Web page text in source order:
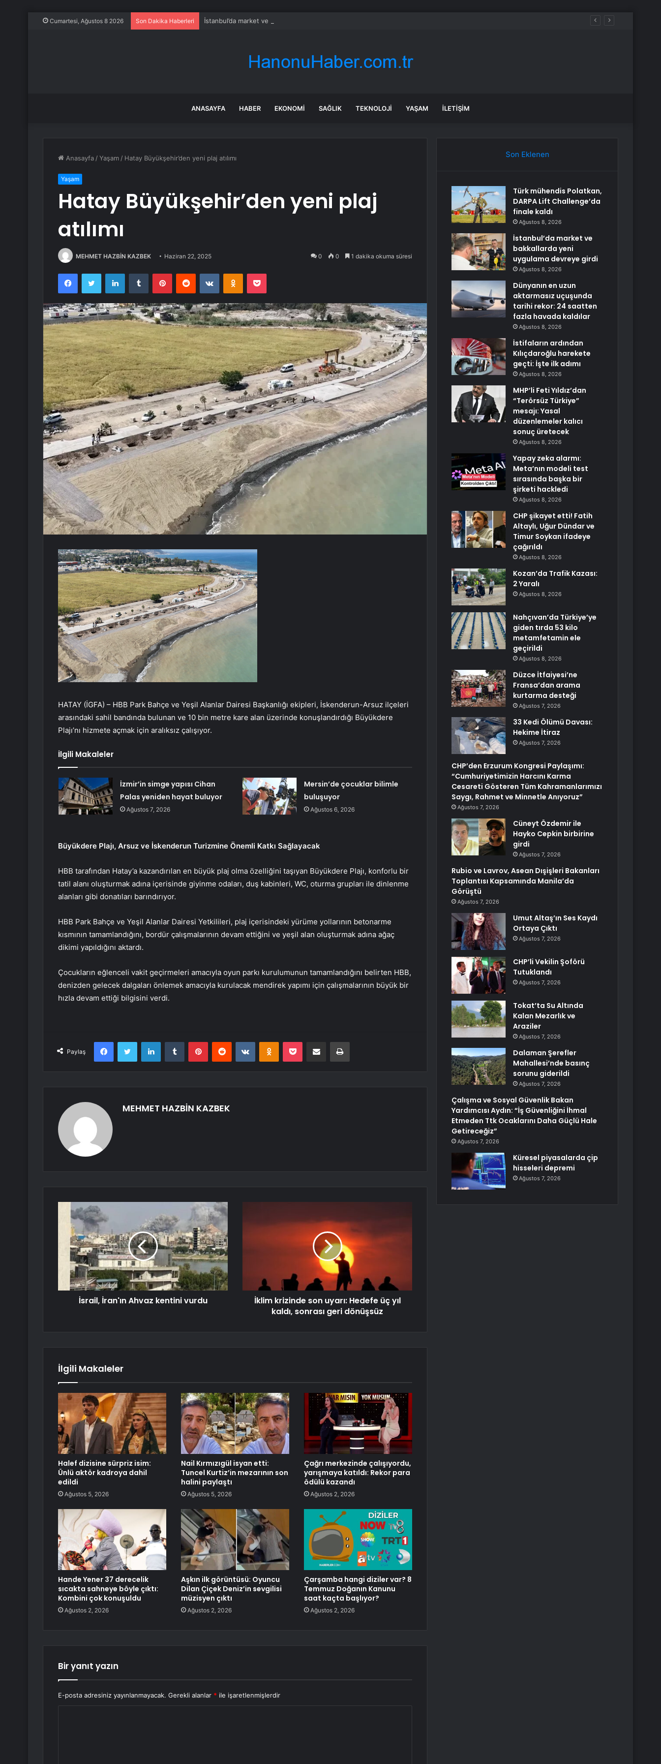
Cumartesi, Ağustos 8 2026 Son Dakika Haberleri İstanbul’da market ve bakkallarda yeni uygulama devreye girdi
ANASAYFA HABER EKONOMI SAĞLIK TEKNOLOJI YAŞAM İLETIŞIM
Anasayfa /Yaşam / Hatay Büyükşehir’den yeni plaj atılımı
Yaşam
Hatay Büyükşehir’den yeni plaj
atılımı
MEHMET HAZBİN KAZBEK Haziran 22, 2025 0 0 1 dakika okuma süresi
FacebookTwitter LinkedInTumblr PinterestReddit VKontakteOdnoklassniki
Pocket
HATAY (İGFA) – HBB Park Bahçe ve Yeşil Alanlar Dairesi Başkanlığı ekipleri, İskenderun-Arsuz ilçeleri
arasındaki sahil bandında bulunan ve 10 bin metre kare alan üzerinde konuşlandırdığı Büyükdere
Plajı’nı hizmete açmak için aralıksız çalışıyor.
İlgili Makaleler
İzmir’in simge yapısı Cihan
Palas yeniden hayat buluyor
Ağustos 7, 2026
Mersin’de çocuklar bilimle
buluşuyor
Ağustos 6, 2026
Büyükdere Plajı, Arsuz ve İskenderun Turizmine Önemli Katkı Sağlayacak
HBB tarafından Hatay’a kazandırılan en büyük plaj olma özelliğini taşıyan Büyükdere Plajı, konforlu bir
tatil alanı oluşturmak adına içerisinde giyinme odaları, duş kabinleri, WC, oturma grupları ile dinlenme
alanları gibi donatıları barındırıyor.
HBB Park Bahçe ve Yeşil Alanlar Dairesi Yetkilileri, plaj içerisindeki yürüme yollarının betonarme
kısmının tamamlandığını, bordür çalışmalarının devam ettiğini ve yeşil alan oluşturmak adına ağaç
dikimi yapıldığını aktardı.
Çocukların eğlenceli vakit geçirmeleri amacıyla oyun parkı kurulumunun tamamlandığını belirten HBB,
denizden gelecek dalgaları önlemek amacıyla kurulacak mendirek yapımı için çalışmalarının büyük bir
hızla devam ettiği bilgisini verdi.
Paylaş
FacebookTwitter LinkedInTumblr PinterestReddit VKontakteOdnoklassniki
Pocket E-Posta ile paylaş Yazdır
MEHMET HAZBİN KAZBEK
İsrail, İran'ın Ahvaz kentini vurdu
İklim krizinde son uyarı: Hedefe üç yıl
kaldı, sonrası geri dönüşsüz
İlgili Makaleler
Halef dizisine sürpriz isim:
Ünlü aktör kadroya dahil
edildi
Ağustos 5, 2026
Nail Kırmızıgül isyan etti:
Tuncel Kurtiz’in mezarının son
halini paylaştı
Ağustos 5, 2026
Çağrı merkezinde çalışıyordu,
yarışmaya katıldı: Rekor para
ödülü kazandı
Ağustos 2, 2026
Hande Yener 37 derecelik
sıcakta sahneye böyle çıktı:
Kombini çok konuşuldu
Ağustos 2, 2026
Aşkın ilk görüntüsü: Oyuncu
Dilan Çiçek Deniz’in sevgilisi
müzisyen çıktı
Ağustos 2, 2026
Çarşamba hangi diziler var? 8
Temmuz Doğanın Kanunu
saat kaçta başlıyor?
Ağustos 2, 2026
Bir yanıt yazın
E-posta adresiniz yayınlanmayacak. Gerekli alanlar * ile işaretlenmişlerdir
Son Eklenen
Türk mühendis Polatkan,
DARPA Lift Challenge’da
finale kaldı
Ağustos 8, 2026
İstanbul’da market ve
bakkallarda yeni
uygulama devreye girdi
Ağustos 8, 2026
Dünyanın en uzun
aktarmasız uçuşunda
tarihi rekor: 24 saatten
fazla havada kaldılar
Ağustos 8, 2026
İstifaların ardından
Kılıçdaroğlu harekete
geçti: İşte ilk adımı
Ağustos 8, 2026
MHP’li Feti Yıldız’dan
“Terörsüz Türkiye”
mesajı: Yasal
düzenlemeler kalıcı
sonuç üretecek
Ağustos 8, 2026
Yapay zeka alarmı:
Meta’nın modeli test
sırasında başka bir
şirketi hackledi
Ağustos 8, 2026
CHP şikayet etti! Fatih
Altaylı, Uğur Dündar ve
Timur Soykan ifadeye
çağırıldı
Ağustos 8, 2026
Kozan’da Trafik Kazası:
2 Yaralı
Ağustos 8, 2026
Nahçıvan’da Türkiye’ye
giden tırda 53 kilo
metamfetamin ele
geçirildi
Ağustos 8, 2026
Düzce İtfaiyesi’ne
Fransa’dan arama
kurtarma desteği
Ağustos 7, 2026
33 Kedi Ölümü Davası:
Hekime İtiraz
Ağustos 7, 2026
CHP’den Erzurum Kongresi Paylaşımı:
“Cumhuriyetimizin Harcını Karma
Cesareti Gösteren Tüm Kahramanlarımızı
Saygı, Rahmet ve Minnetle Anıyoruz”
Ağustos 7, 2026
Cüneyt Özdemir ile
Hayko Cepkin birbirine
girdi
Ağustos 7, 2026
Rubio ve Lavrov, Asean Dışişleri Bakanları
Toplantısı Kapsamında Manila’da
Görüştü
Ağustos 7, 2026
Umut Altaş’ın Ses Kaydı
Ortaya Çıktı
Ağustos 7, 2026
CHP’li Vekilin Şoförü
Tutuklandı
Ağustos 7, 2026
Tokat’ta Su Altında
Kalan Mezarlık ve
Araziler
Ağustos 7, 2026
Dalaman Şerefler
Mahallesi’nde basınç
sorunu giderildi
Ağustos 7, 2026
Çalışma ve Sosyal Güvenlik Bakan
Yardımcısı Aydın: “İş Güvenliğini İhmal
Etmeden Ttk Ocaklarını Daha Güçlü Hale
Getireceğiz”
Ağustos 7, 2026
Küresel piyasalarda çip
hisseleri depremi
Ağustos 7, 2026